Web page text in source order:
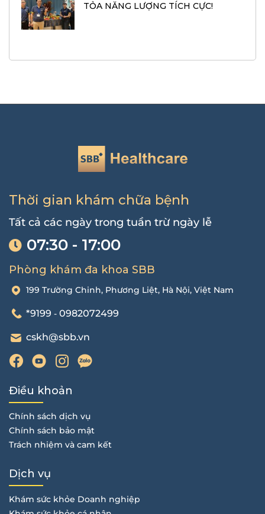
TỎA NĂNG LƯỢNG TÍCH CỰC!
Thời gian khám chữa bệnh
Tất cả các ngày trong tuần trừ ngày lễ
07:30 - 17:00
Phòng khám đa khoa SBB
199 Trường Chinh, Phương Liệt, Hà Nội, Việt Nam
*9199 - 0982072499
cskh@sbb.vn
Điều khoản
Chính sách dịch vụ
Chính sách bảo mật
Trách nhiệm và cam kết
Dịch vụ
Khám sức khỏe Doanh nghiệp